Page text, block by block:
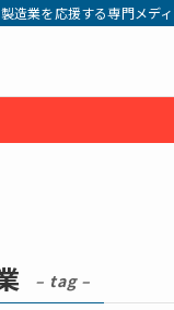
造業を応援する専門メデ
– tag –